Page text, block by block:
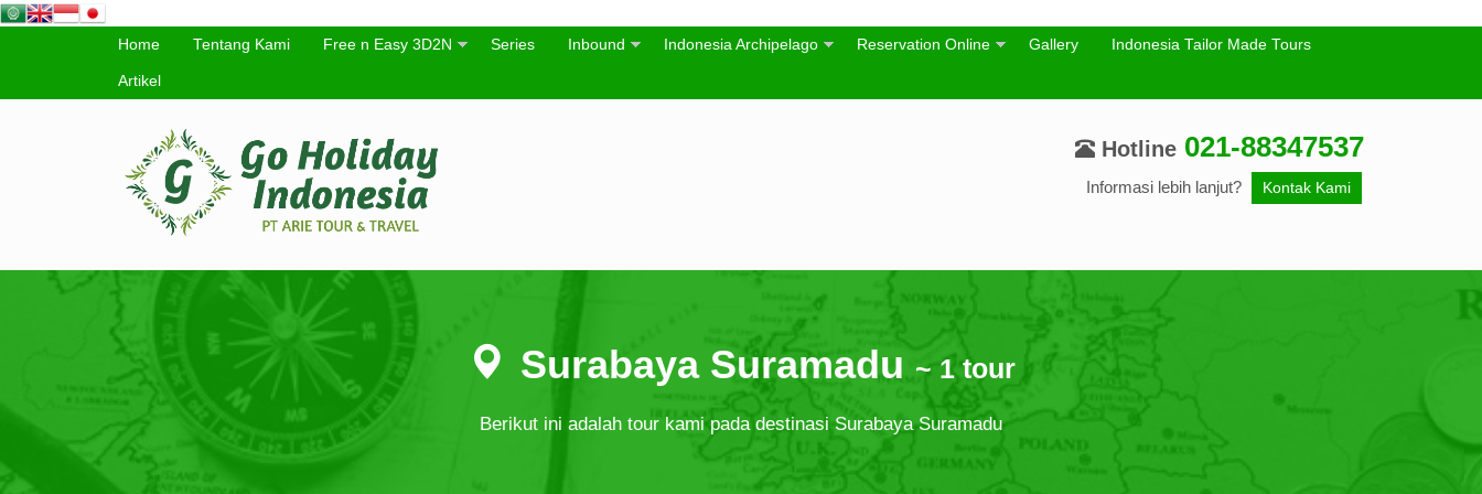
Home Tentang Kami Free n Easy 3D2N Series Inbound Indonesia Archipelago Reservation Online Gallery Indonesia Tailor Made Tours
Artikel
Hotline 021-88347537
Informasi lebih lanjut? Kontak Kami
Surabaya Suramadu ~ 1 tour
Berikut ini adalah tour kami pada destinasi Surabaya Suramadu